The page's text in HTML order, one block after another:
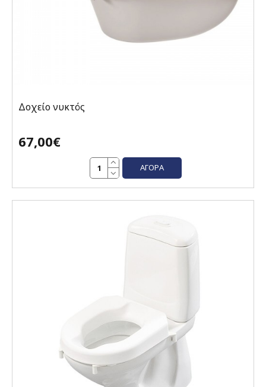
Δοχείο νυκτός
67,00€
ΑΓΟΡΆ